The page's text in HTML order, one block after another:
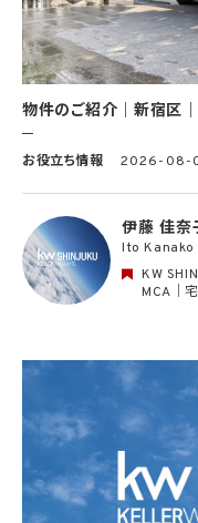
向けに公開される場合を含みま
(11) 株主管理、会社法その他法
報について）
(12) 当社のサービスを通じて実
別できない形式に加工した統計
(13) その他、上記利用目的に付
る運営、サービスの利用状況等
することについて同意を撤回し
該第三者に通知するものとします。
3. 個人情報利用目的の変更
4. 個人情報利用の制限
4.1 当社は、個人情報保護法そ
ず、利用目的の達成に必要な範
この限りではありません。
(1) 法令に基づく場合
(2) 人の生命、身体又は財産の
ることが困難であるとき
(3) 公衆衛生の向上又は児童の
物件のご紹介｜新宿区
お役立ち情報 2026-08-
伊藤 佳奈
Ito Kanako
KW
MCA｜